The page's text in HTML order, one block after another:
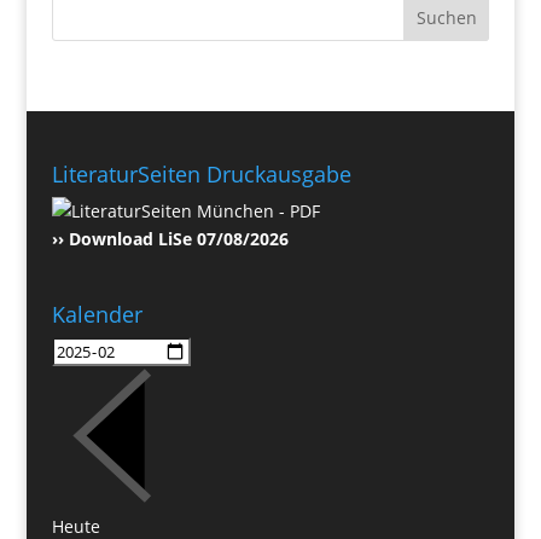
LiteraturSeiten Druckausgabe
›› Download LiSe 07/08/2026
Kalender
Heute